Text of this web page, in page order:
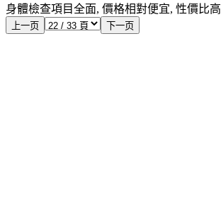
身體檢查項目全面, 價格相對便宜, 性價比高
上一页 下一页